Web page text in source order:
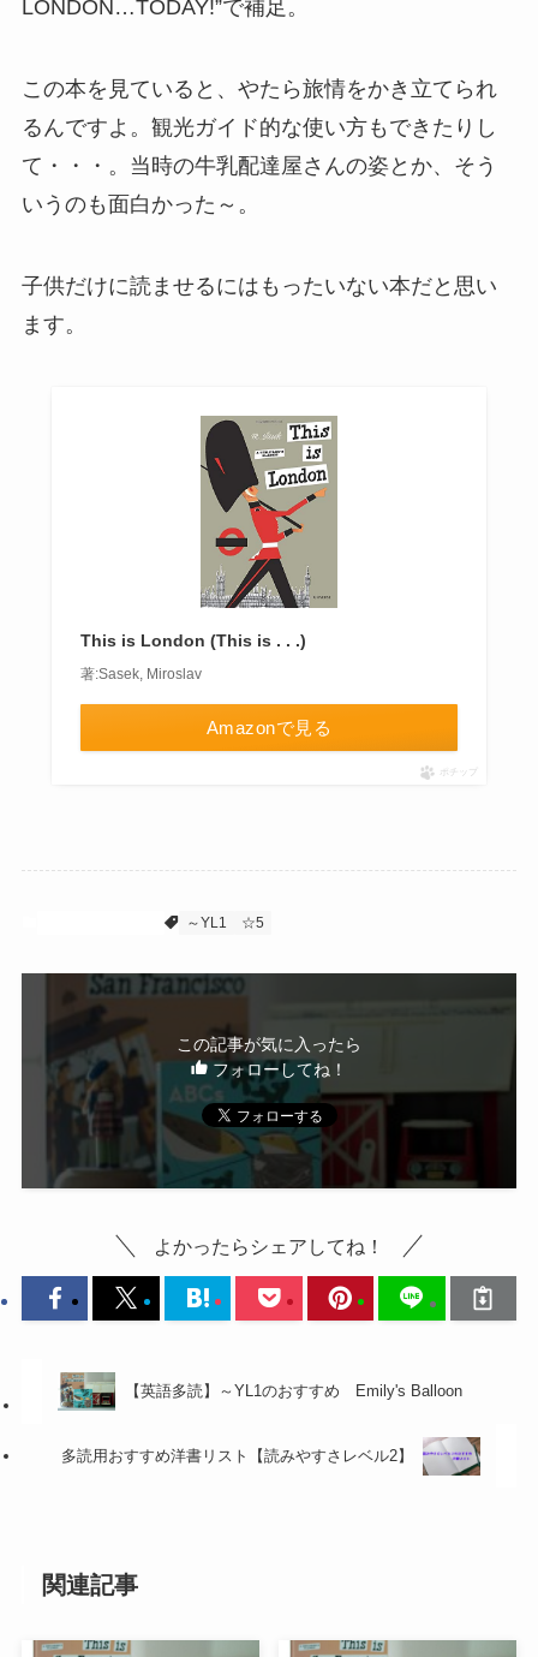
LONDON…TODAY!”で補足。
この本を見ていると、やたら旅情をかき立てられ
るんですよ。観光ガイド的な使い方もできたりし
て・・・。当時の牛乳配達屋さんの姿とか、そう
いうのも面白かった～。
子供だけに読ませるにはもったいない本だと思い
ます。
This is London (This is . . .)
著:Sasek, Miroslav
Amazonで見る
ポチップ
～YL1 ☆5
この記事が気に入ったら
フォローしてね！
よかったらシェアしてね！
【英語多読】～YL1のおすすめ Emily's Balloon
多読用おすすめ洋書リスト【読みやすさレベル2】
関連記事